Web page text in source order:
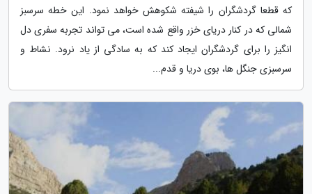
که قطعا گردشگران را شیفته شکوهش خواهد نمود. این خطه سرسبز
شمالی که در کنار دریای خزر واقع شده است، می تواند تجربه سفری دل
انگیز را برای گردشگران ایجاد کند که به سادگی از یاد نرود. نشاط و
سرسبزی جنگل ها، بوی دریا و قدم...